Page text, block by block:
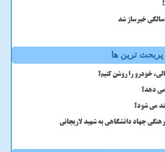
پربحث ترین ها
خودرو را روشن کنیم؟
می دهد؟
می شود؟
جهاد دانشگاهی به شهید لاریجانی